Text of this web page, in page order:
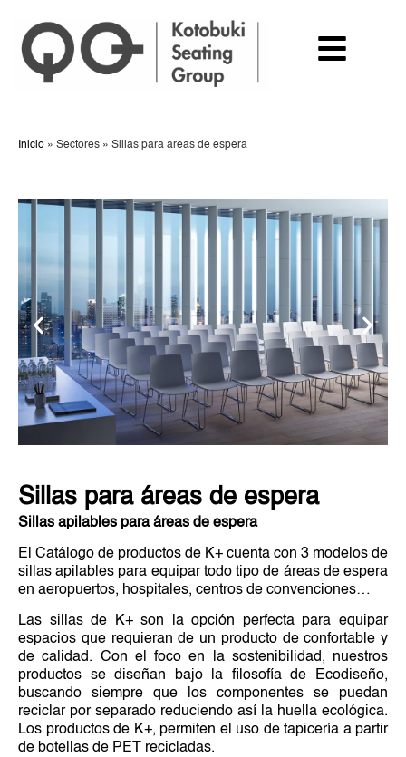
Inicio » Sectores » Sillas para areas de espera
Sillas para áreas de espera
Sillas apilables para áreas de espera
El Catálogo de productos de K+ cuenta con 3 modelos de
sillas apilables para equipar todo tipo de áreas de espera
en aeropuertos, hospitales, centros de convenciones…
Las sillas de K+ son la opción perfecta para equipar
espacios que requieran de un producto de confortable y
de calidad. Con el foco en la sostenibilidad, nuestros
productos se diseñan bajo la filosofía de Ecodiseño,
buscando siempre que los componentes se puedan
reciclar por separado reduciendo así la huella ecológica.
Los productos de K+, permiten el uso de tapicería a partir
de botellas de PET recicladas.